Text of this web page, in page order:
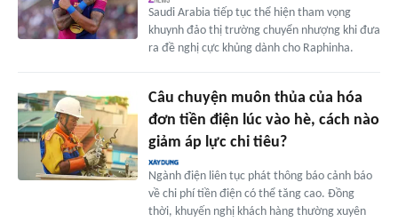
Saudi Arabia tiếp tục thể hiện tham vọng
khuynh đảo thị trường chuyển nhượng khi đưa
ra đề nghị cực khủng dành cho Raphinha.
Câu chuyện muôn thủa của hóa
đơn tiền điện lúc vào hè, cách nào
giảm áp lực chi tiêu?
Ngành điện liên tục phát thông báo cảnh báo
về chi phí tiền điện có thể tăng cao. Đồng
thời, khuyến nghị khách hàng thường xuyên